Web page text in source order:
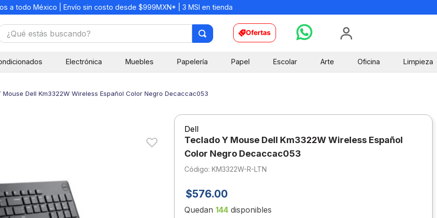
a todo México | Envío sin costo desde $999MXN* | 3 MSI en tienda
estás buscando? Ofertas
Electrónica Muebles Papelería Papel Escolar Arte Oficina Limpieza
Mouse Dell Km3322W Wireless Español Color Negro Decaccac053
Dell
Teclado Y Mouse Dell Km3322W Wireless Español
Color Negro Decaccac053
: KM3322W-R-LTN
$576.00
Quedan 144disponibles
8
9.
escolar